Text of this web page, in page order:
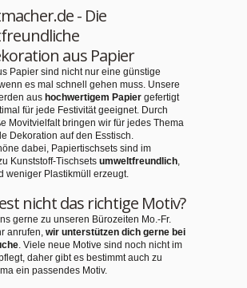
- Die
aus Papier
Papier sind nicht nur eine günstige
es mal schnell gehen muss. Unsere
aus hochwertigem Papier gefertigt
für jede Festivität geeignet. Durch
Movitvielfalt bringen wir für jedes Thema
Dekoration auf den Esstisch.
dabei, Papiertischsets sind im
Kunststoff-Tischsets umweltfreundlich,
weniger Plastikmüll erzeugt.
nicht das richtige Motiv?
gerne zu unseren Bürozeiten Mo.-Fr.
anrufen, wir unterstützen dich gerne bei
. Viele neue Motive sind noch nicht im
daher gibt es bestimmt auch zu
ein passendes Motiv.